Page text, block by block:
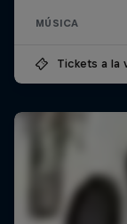
MÚSICA
Tickets a la